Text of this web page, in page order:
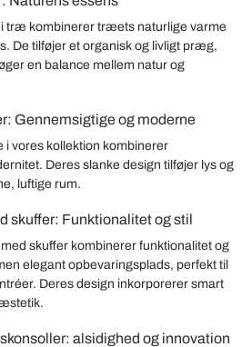
træ kombinerer træets naturlige varme
De tilføjer et organisk og livligt præg,
en balance mellem natur og
Gennemsigtige og moderne
i vores kollektion kombinerer
Deres slanke design tilføjer lys og
luftige rum.
skuffer: Funktionalitet og stil
skuffer kombinerer funktionalitet og
elegant opbevaringsplads, perfekt til
Deres design inkorporerer smart
alsidighed og innovation